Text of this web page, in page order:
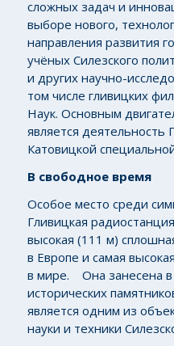
сложных задач и
выборе нового,
направления развития
учёных Силезского
и других научно-
том числе гливицких
Наук. Основным
является деятельность
Катовицкой
В свободное время
Особое место среди
Гливицкая
высокая (111 м)
в Европе и самая
в мире. Она занесена в
исторических
является одним из
науки и техники